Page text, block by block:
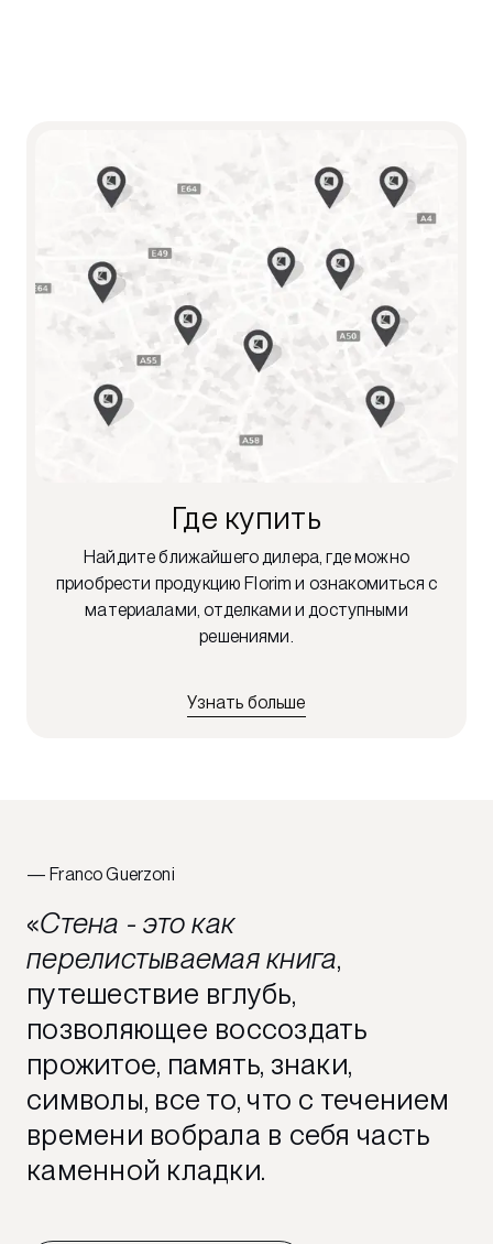
Где купить
Найдите ближайшего дилера, где можно
приобрести продукцию Florim и ознакомиться с
материалами, отделками и доступными
решениями.
Узнать больше
Franco Guerzoni
Стена - это как
перелистываемая книга,
путешествие вглубь,
позволяющее воссоздать
прожитое, память, знаки,
символы, все то, что с течением
времени вобрала в себя часть
каменной кладки.